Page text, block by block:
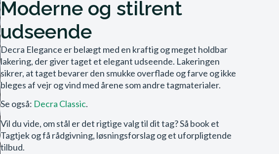
Moderne og stilrent
udseende
Decra Elegance er belægt med en kraftig og meget holdbar
lakering, der giver taget et elegant udseende. Lakeringen
sikrer, at taget bevarer den smukke overflade og farve og ikke
bleges af vejr og vind med årene som andre tagmaterialer.
Se også: Decra Classic.
Vil du vide, om stål er det rigtige valg til dit tag? Så book et
Tagtjek og få rådgivning, løsningsforslag og et uforpligtende
tilbud.